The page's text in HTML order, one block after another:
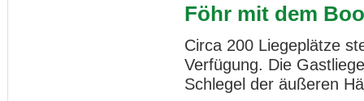
Föhr mit dem
Circa 200 Liegeplätze
Verfügung. Die
Schlegel der äußeren